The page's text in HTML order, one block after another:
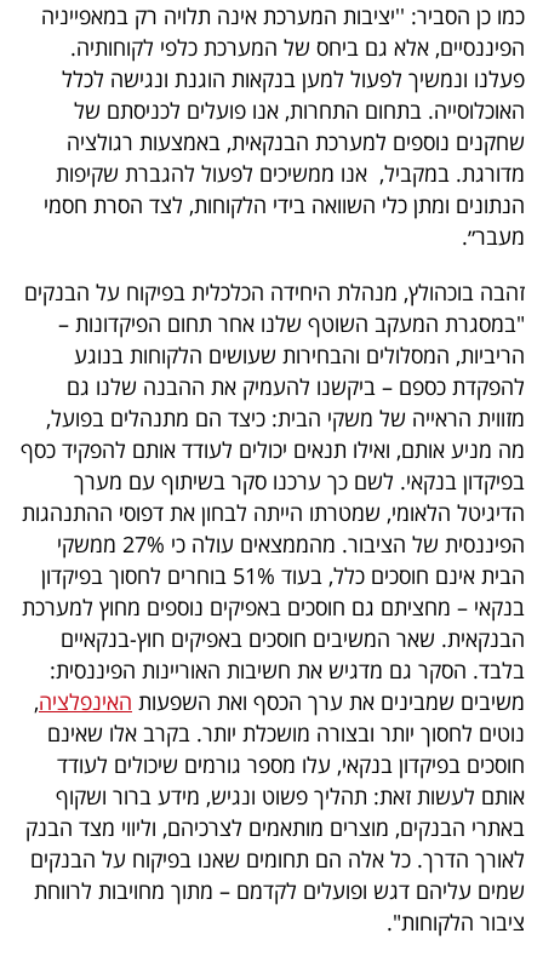
באייס
עקבו
אחרינו:
כמו כן הסביר: ''יציבות המערכת אינה תלויה רק במאפייניה
הפיננסיים, אלא גם ביחס של המערכת כלפי לקוחותיה.
פעלנו ונמשיך לפעול למען בנקאות הוגנת ונגישה לכלל
האוכלוסייה. בתחום התחרות, אנו פועלים לכניסתם של
שחקנים נוספים למערכת הבנקאית, באמצעות רגולציה
מדורגת. במקביל, אנו ממשיכים לפעול להגברת שקיפות
הנתונים ומתן כלי השוואה בידי הלקוחות, לצד הסרת חסמי
מעבר״.
זהבה בוכהולץ, מנהלת היחידה הכלכלית בפיקוח על הבנקים
"במסגרת המעקב השוטף שלנו אחר תחום הפיקדונות –
הריביות, המסלולים והבחירות שעושים הלקוחות בנוגע
להפקדת כספם – ביקשנו להעמיק את ההבנה שלנו גם
מזווית הראייה של משקי הבית: כיצד הם מתנהלים בפועל,
מה מניע אותם, ואילו תנאים יכולים לעודד אותם להפקיד כסף
בפיקדון בנקאי. לשם כך ערכנו סקר בשיתוף עם מערך
הדיגיטל הלאומי, שמטרתו הייתה לבחון את דפוסי ההתנהגות
הפיננסית של הציבור. מהממצאים עולה כי 27% ממשקי
הבית אינם חוסכים כלל, בעוד 51% בוחרים לחסוך בפיקדון
בנקאי – מחציתם גם חוסכים באפיקים נוספים מחוץ למערכת
הבנקאית. שאר המשיבים חוסכים באפיקים חוץ-בנקאיים
בלבד. הסקר גם מדגיש את חשיבות האוריינות הפיננסית:
משיבים שמבינים את ערך הכסף ואת השפעות האינפלציה,
נוטים לחסוך יותר ובצורה מושכלת יותר. בקרב אלו שאינם
חוסכים בפיקדון בנקאי, עלו מספר גורמים שיכולים לעודד
אותם לעשות זאת: תהליך פשוט ונגיש, מידע ברור ושקוף
באתרי הבנקים, מוצרים מותאמים לצרכיהם, וליווי מצד הבנק
לאורך הדרך. כל אלה הם תחומים שאנו בפיקוח על הבנקים
שמים עליהם דגש ופועלים לקדמם – מתוך מחויבות לרווחת
ציבור הלקוחות".